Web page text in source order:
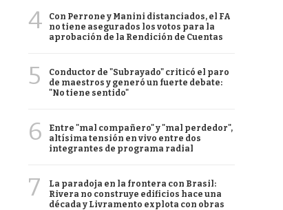
4
Con Perrone y Manini distanciados, el FA
no tiene asegurados los votos para la
aprobación de la Rendición de Cuentas
5
Conductor de "Subrayado" criticó el paro
de maestros y generó un fuerte debate:
"No tiene sentido"
6
Entre "mal compañero" y "mal perdedor",
altísima tensión en vivo entre dos
integrantes de programa radial
7
La paradoja en la frontera con Brasil:
Rivera no construye edificios hace una
década y Livramento explota con obras